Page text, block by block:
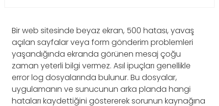
Bir web sitesinde beyaz ekran, 500 hatası, yavaş
açılan sayfalar veya form gönderim problemleri
yaşandığında ekranda görünen mesaj çoğu
zaman yeterli bilgi vermez. Asıl ipuçları genellikle
error log dosyalarında bulunur. Bu dosyalar,
uygulamanın ve sunucunun arka planda hangi
hataları kaydettiğini göstererek sorunun kaynağına